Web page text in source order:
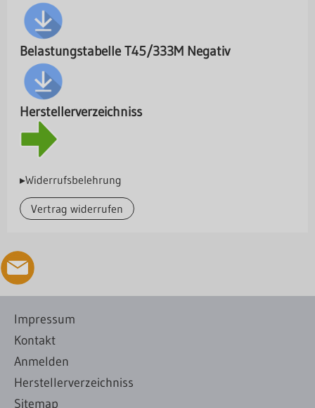
Belastungstabelle T45/333M Negativ
Herstellerverzeichniss
▸Widerrufsbelehrung
Vertrag widerrufen
Impressum
Kontakt
Anmelden
Herstellerverzeichniss
Sitemap